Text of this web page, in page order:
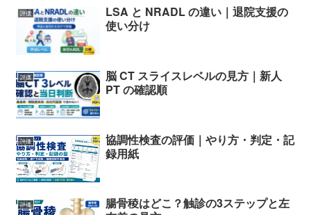
評価
LSA と NRADL の違い｜退院支援の
使い分け
評価
脳 CT スライスレベルの見方｜新人
PT の確認順
評価
協調性検査の評価｜やり方・判定・記
録用紙
評価
腸骨稜はどこ？触診の3ステップと左